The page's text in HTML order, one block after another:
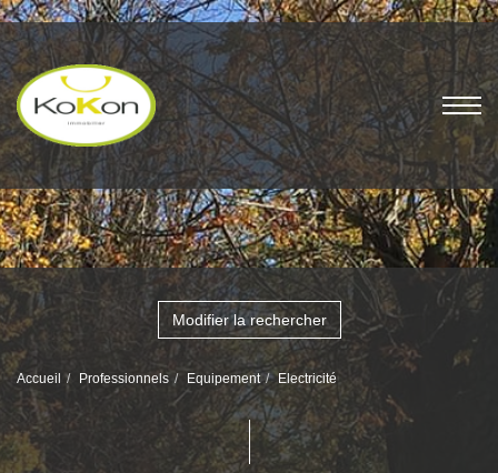
Modifier la rechercher
Accueil Professionnels Equipement Electricité